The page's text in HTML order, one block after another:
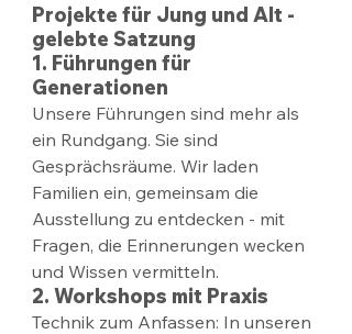
Projekte für Jung und Alt -
gelebte Satzung
1. Führungen für
Generationen
Unsere Führungen sind mehr als
ein Rundgang. Sie sind
Gesprächsräume. Wir laden
Familien ein, gemeinsam die
Ausstellung zu entdecken - mit
Fragen, die Erinnerungen wecken
und Wissen vermitteln.
2. Workshops mit Praxis
Technik zum Anfassen: In unseren